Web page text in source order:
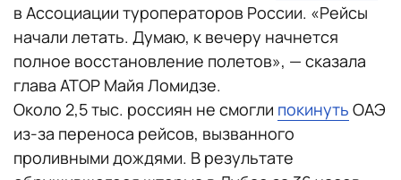
в Ассоциации туроператоров России. «Рейсы
начали летать. Думаю, к вечеру начнется
полное восстановление полетов», — сказала
глава АТОР Майя Ломидзе.
Около 2,5 тыс. россиян не смогли покинуть ОАЭ
из-за переноса рейсов, вызванного
проливными дождями. В результате